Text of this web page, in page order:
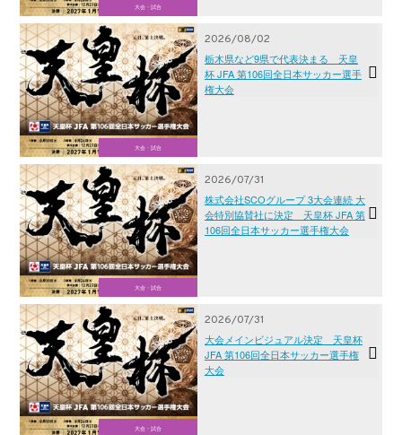
大会・試合
大会・試合
2026/08/02
栃木県など9県で代表決まる 天皇
杯 JFA 第106回全日本サッカー選手
権大会
大会・試合
2026/07/31
株式会社SCOグループ 3大会連続 大
会特別協賛社に決定 天皇杯 JFA 第
106回全日本サッカー選手権大会
大会・試合
2026/07/31
大会メインビジュアル決定 天皇杯
JFA 第106回全日本サッカー選手権
大会